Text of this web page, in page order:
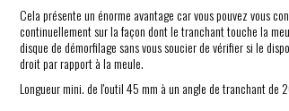
Cela présente un énorme avantage car vous pouvez vous
continuellement sur la façon dont le tranchant touche la
disque de démorfilage sans vous soucier de vérifier si le
droit par rapport à la meule.
Longueur mini. de l'outil 45 mm à un angle de tranchant de